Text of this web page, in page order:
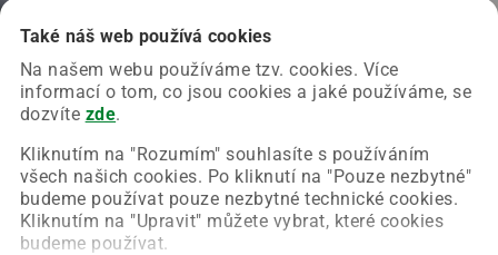
Také náš web používá cookies
Na našem webu používáme tzv. cookies. Více
informací o tom, co jsou cookies a jaké používáme, se
dozvíte zde.
Kliknutím na "Rozumím" souhlasíte s používáním
všech našich cookies. Po kliknutí na "Pouze nezbytné"
budeme používat pouze nezbytné technické cookies.
Kliknutím na "Upravit" můžete vybrat, které cookies
budeme používat.
Chyba nastala na naší straně a už ji opravujeme.
Zkuste prosím znovu načíst požadovanou stránku.
Obnovit stránku Úvodní strana